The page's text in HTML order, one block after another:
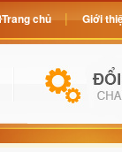
Trang chủ Giới